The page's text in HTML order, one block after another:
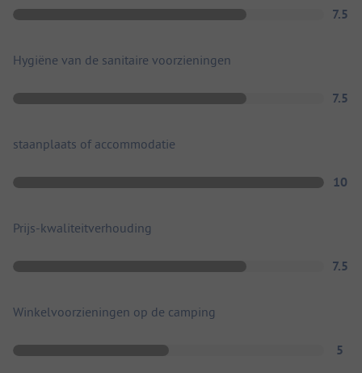
7.5
Hygiëne van de sanitaire voorzieningen
7.5
staanplaats of accommodatie
10
Prijs-kwaliteitverhouding
7.5
Winkelvoorzieningen op de camping
5